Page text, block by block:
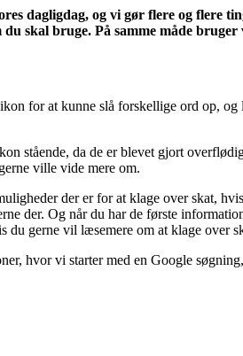
dagligdag, og vi gør flere og flere
du skal bruge. På samme måde
for at kunne slå forskellige ord op,
stående, da de er blevet gjort
ville vide mere om.
der er for at klage over skat,
der. Og når du har de første
du gerne vil læsemere om at klage over
hvor vi starter med en Google